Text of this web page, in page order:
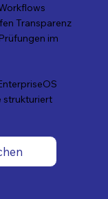
Transparenz
im
strukturiert